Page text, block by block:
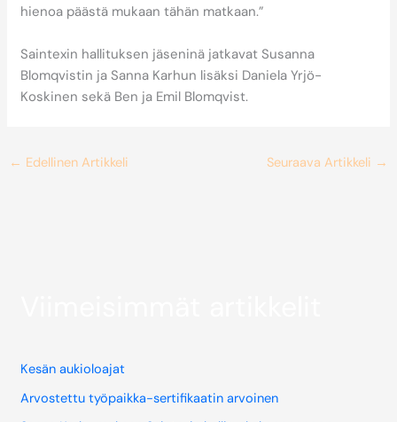
hienoa päästä mukaan tähän matkaan.”
Saintexin hallituksen jäseninä jatkavat Susanna
Blomqvistin ja Sanna Karhun lisäksi Daniela Yrjö-
Koskinen sekä Ben ja Emil Blomqvist.
← Edellinen Artikkeli Seuraava Artikkeli →
Kesän aukioloajat
Arvostettu työpaikka-sertifikaatin arvoinen